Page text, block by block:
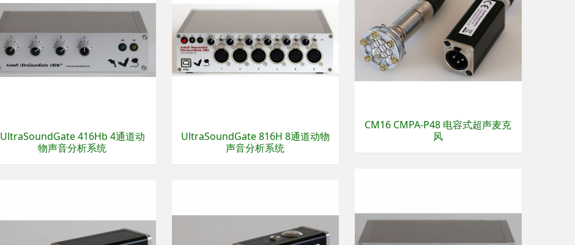
CM16 CMPA-P48 电容式超声麦克
风
UltraSoundGate 416Hb 4通道动
物声音分析系统
UltraSoundGate 816H 8通道动物
声音分析系统